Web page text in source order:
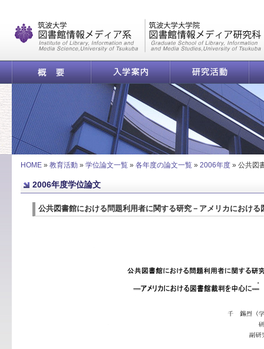
概要 入学案内 研究活動
公共図書館における問題利用者に関する研究－アメリカにおける図書
HOME » 教育活動 » 学位論文一覧 » 各年度の論文一覧 » 2006年度 » 公共図
2006年度学位論文
公共図書館における問題利用者に関する研究－アメリカにおける